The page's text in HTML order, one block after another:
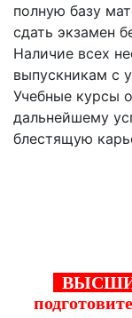
полную базу
сдать экзамен
Наличие всех
выпускникам с
Учебные курсы
дальнейшему
блестящую